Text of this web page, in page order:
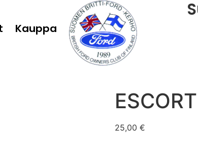
Kauppa
25,00 €